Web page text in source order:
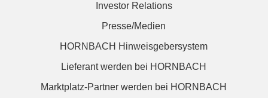
Investor Relations
Presse/Medien
HORNBACH Hinweisgebersystem
Lieferant werden bei HORNBACH
Marktplatz-Partner werden bei HORNBACH